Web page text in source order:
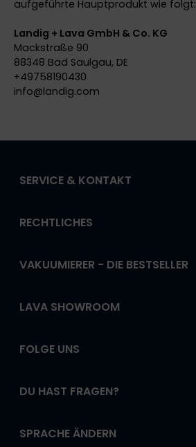
aufgeführte Hauptprodukt wie folgt:
Landig + Lava GmbH & Co. KG
Mackstraße 90
88348 Bad Saulgau, DE
+49758190430
info@landig.com
SERVICE & KONTAKT
RECHTLICHES
VAKUUMIERER - DIE BESTSELLER
LAVA SHOWROOM
FOLGE UNS
DU HAST FRAGEN?
SPRACHE ÄNDERN